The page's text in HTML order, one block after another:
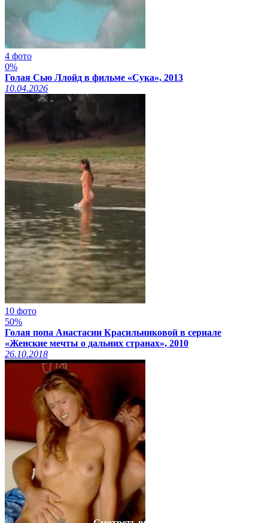
4 фото
0%
Голая Сью Ллойд в фильме «Сука», 2013
10.04.2026
10 фото
50%
Голая попа Анастасии Красильниковой в сериале
«Женские мечты о дальних странах», 2010
26.10.2018